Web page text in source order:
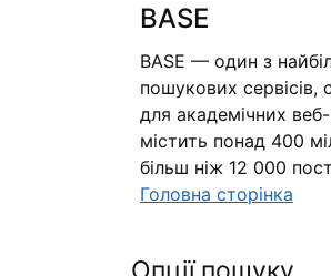
BASE
BASE — один з
пошукових сервісів,
для академічних веб-
містить понад 400
більш ніж 12 000
Головна сторінка